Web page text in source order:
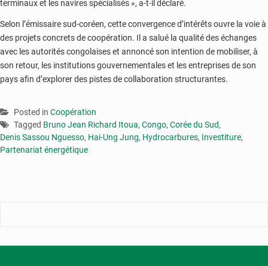
terminaux et les navires spécialisés », a-t-il déclaré.
Selon l’émissaire sud-coréen, cette convergence d’intérêts ouvre la voie à
des projets concrets de coopération. Il a salué la qualité des échanges
avec les autorités congolaises et annoncé son intention de mobiliser, à
son retour, les institutions gouvernementales et les entreprises de son
pays afin d’explorer des pistes de collaboration structurantes.
Posted in Coopération
Tagged Bruno Jean Richard Itoua, Congo, Corée du Sud,
Denis Sassou Nguesso, Hai-Ung Jung, Hydrocarbures, Investiture,
Partenariat énergétique